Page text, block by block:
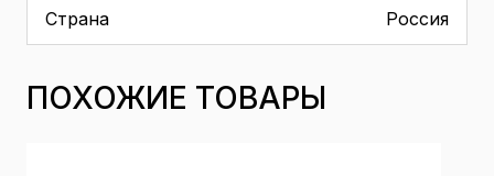
Страна Россия
ПОХОЖИЕ ТОВАРЫ